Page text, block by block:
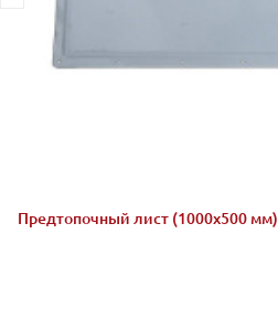
Предтопочный лист (1000х500 мм)